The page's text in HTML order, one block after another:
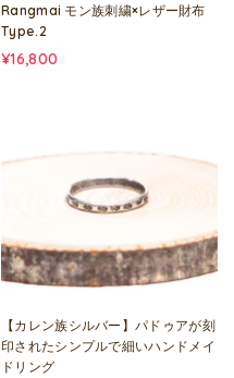
Rangmai モン族刺繍×レザー財布
Type.2
¥16,800
【カレン族シルバー】パドゥアが刻
印されたシンプルで細いハンドメイ
ドリング